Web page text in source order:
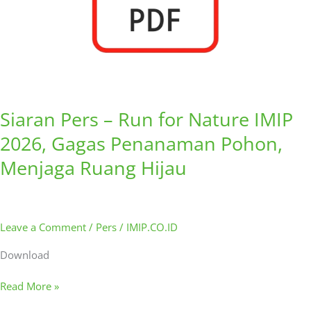
Siaran Pers – Run for Nature IMIP
2026, Gagas Penanaman Pohon,
Menjaga Ruang Hijau
Leave a Comment / Pers / IMIP.CO.ID
Download
Read More »